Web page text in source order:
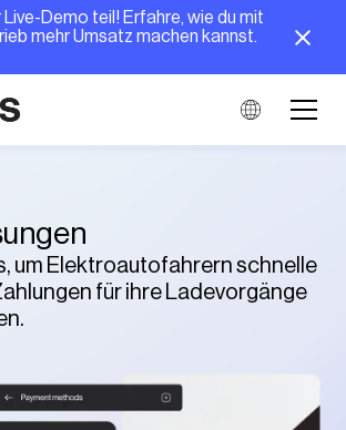
Live-Demo teil! Erfahre, wie du mit
mehr Umsatz machen kannst.
um Elektroautofahrern schnelle
für ihre Ladevorgänge